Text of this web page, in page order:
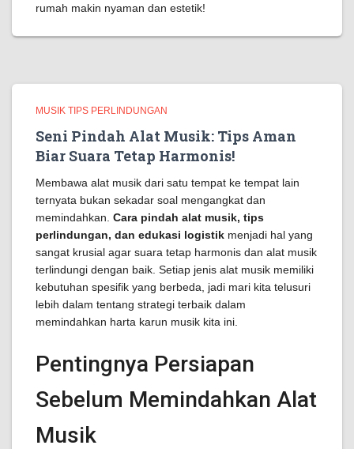
rumah makin nyaman dan estetik!
MUSIK TIPS PERLINDUNGAN
Seni Pindah Alat Musik: Tips Aman
Biar Suara Tetap Harmonis!
Membawa alat musik dari satu tempat ke tempat lain
ternyata bukan sekadar soal mengangkat dan
memindahkan. Cara pindah alat musik, tips
perlindungan, dan edukasi logistik menjadi hal yang
sangat krusial agar suara tetap harmonis dan alat musik
terlindungi dengan baik. Setiap jenis alat musik memiliki
kebutuhan spesifik yang berbeda, jadi mari kita telusuri
lebih dalam tentang strategi terbaik dalam
memindahkan harta karun musik kita ini.
Pentingnya Persiapan
Sebelum Memindahkan Alat
Musik